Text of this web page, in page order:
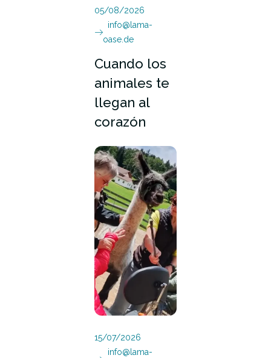
05/08/2026
info@lama-
oase.de
Cuando los
animales te
llegan al
corazón
15/07/2026
info@lama-